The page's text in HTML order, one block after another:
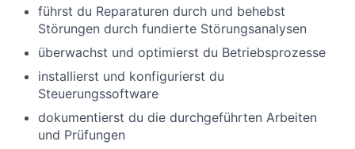
führst du Reparaturen durch und behebst
Störungen durch fundierte Störungsanalysen
überwachst und optimierst du Betriebsprozesse
installierst und konfigurierst du
Steuerungssoftware
dokumentierst du die durchgeführten Arbeiten
und Prüfungen